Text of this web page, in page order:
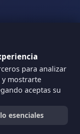
para analizar
mostrarte
aceptas su
esenciales